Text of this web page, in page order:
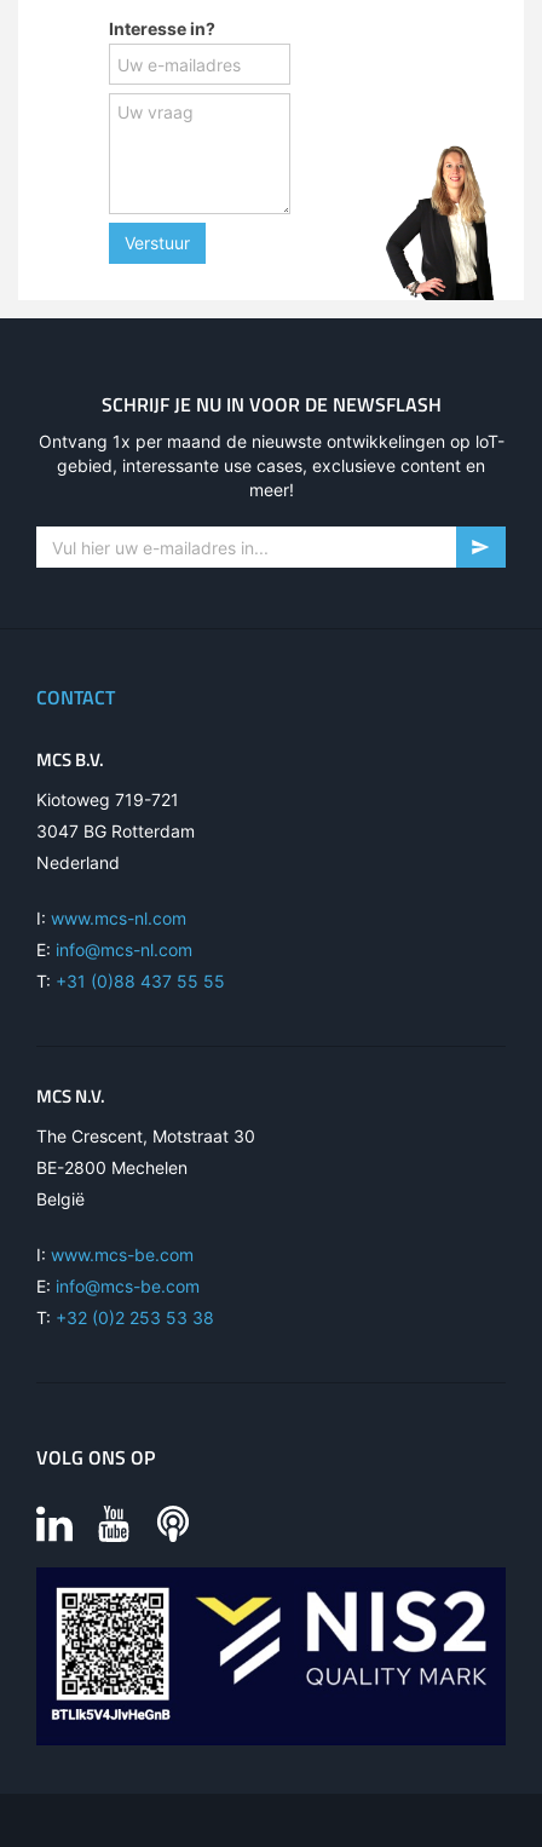
Interesse in?
Verstuur
SCHRIJF JE NU IN VOOR DE NEWSFLASH
Ontvang 1x per maand de nieuwste ontwikkelingen op loT-
gebied, interessante use cases, exclusieve content en
meer!
CONTACT
MCS B.V.
Kiotoweg 719-721
3047 BG Rotterdam
Nederland
I: www.mcs-nl.com
E: info@mcs-nl.com
T: +31 (0)88 437 55 55
MCS N.V.
The Crescent, Motstraat 30
BE-2800 Mechelen
België
I: www.mcs-be.com
E: info@mcs-be.com
T: +32 (0)2 253 53 38
VOLG ONS OP